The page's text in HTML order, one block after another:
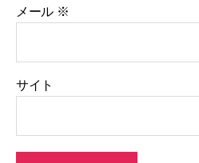
メール ※
サイト